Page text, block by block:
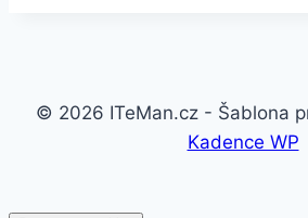
© 2026 ITeMan.cz - Šablona
Kadence WP